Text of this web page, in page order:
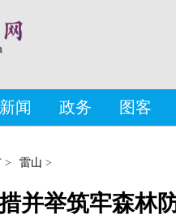
新闻 政务 图客
> 雷山 >
并举筑牢森林